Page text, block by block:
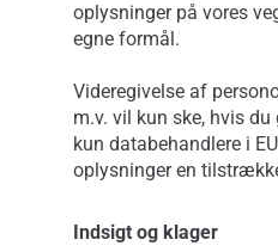
oplysninger på vores
egne formål.
Videregivelse af
m.v. vil kun ske, hvis
kun databehandlere i
oplysninger en
Indsigt og klager